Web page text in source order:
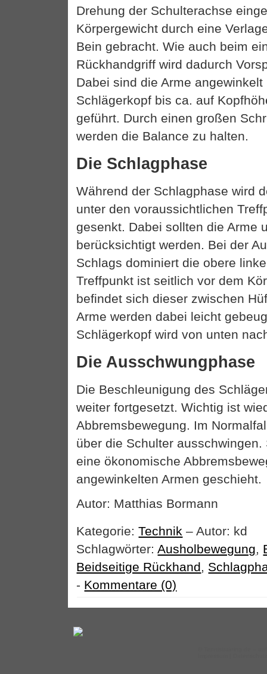
Drehung der Schulterachse
Körpergewicht durch eine
Bein gebracht. Wie auch beim
Rückhandgriff wird dadurch
Dabei sind die Arme angewinkelt
Schlägerkopf bis ca. auf
geführt. Durch einen großen
werden die Balance zu halten.
Die Schlagphase
Während der Schlagphase wird
unter den voraussichtlichen
gesenkt. Dabei sollten die Arme
berücksichtigt werden. Bei der
Schlags dominiert die obere
Treffpunkt ist seitlich vor dem
befindet sich dieser zwischen
Arme werden dabei leicht
Schlägerkopf wird von unten
Die Ausschwungphase
Die Beschleunigung des
weiter fortgesetzt. Wichtig ist
Abbremsbewegung. Im
über die Schulter
eine ökonomische
angewinkelten Armen geschieht.
Autor: Matthias Bormann
Kategorie:Technik – Autor: kd
Schlagwörter:Ausholbewegung,
Beidseitige Rückhand,
- Kommentare (0)